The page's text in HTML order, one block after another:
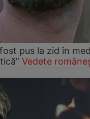
pus la zid în
Vedete